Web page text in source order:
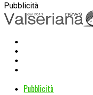
Pubblicità
Pubblicità